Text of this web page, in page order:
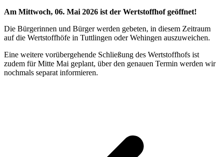
Am Mittwoch, 06. Mai 2026 ist der Wertstoffhof geöffnet!
Die Bürgerinnen und Bürger werden gebeten, in diesem Zeitraum
auf die Wertstoffhöfe in Tuttlingen oder Wehingen auszuweichen.
Eine weitere vorübergehende Schließung des Wertstoffhofs ist
zudem für Mitte Mai geplant, über den genauen Termin werden wir
nochmals separat informieren.